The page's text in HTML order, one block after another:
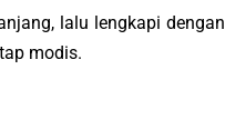
lalu lengkapi dengan
modis.